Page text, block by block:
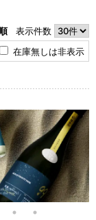
表示件数
在庫無しは非表示